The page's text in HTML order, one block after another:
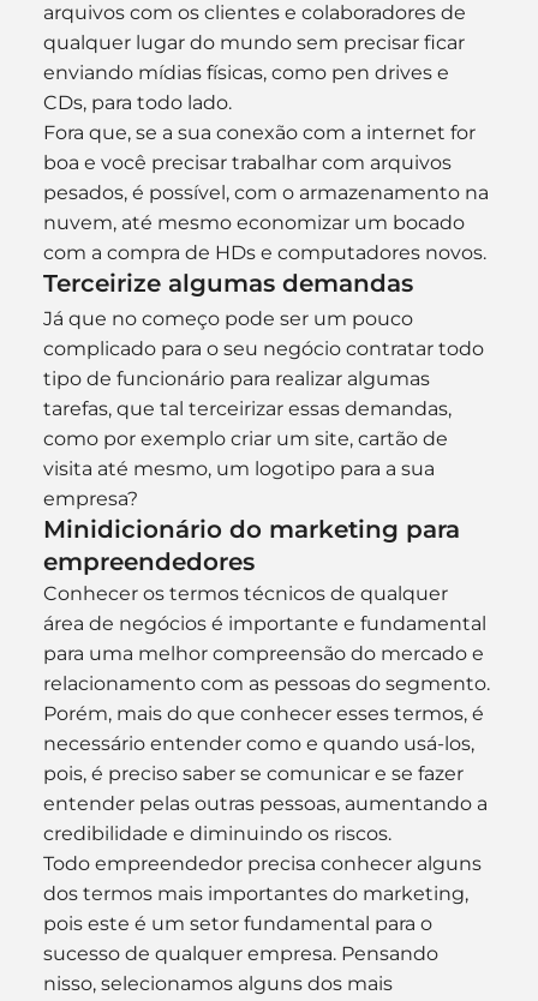
arquivos com os clientes e colaboradores de
qualquer lugar do mundo sem precisar ficar
enviando mídias físicas, como pen drives e
CDs, para todo lado.
Fora que, se a sua conexão com a internet for
boa e você precisar trabalhar com arquivos
pesados, é possível, com o armazenamento na
nuvem, até mesmo economizar um bocado
com a compra de HDs e computadores novos.
Terceirize algumas demandas
Já que no começo pode ser um pouco
complicado para o seu negócio contratar todo
tipo de funcionário para realizar algumas
tarefas, que tal terceirizar essas demandas,
como por exemplo criar um site, cartão de
visita até mesmo, um logotipo para a sua
empresa?
Minidicionário do marketing para
empreendedores
Conhecer os termos técnicos de qualquer
área de negócios é importante e fundamental
para uma melhor compreensão do mercado e
relacionamento com as pessoas do segmento.
Porém, mais do que conhecer esses termos, é
necessário entender como e quando usá-los,
pois, é preciso saber se comunicar e se fazer
entender pelas outras pessoas, aumentando a
credibilidade e diminuindo os riscos.
Todo empreendedor precisa conhecer alguns
dos termos mais importantes do marketing,
pois este é um setor fundamental para o
sucesso de qualquer empresa. Pensando
nisso, selecionamos alguns dos mais